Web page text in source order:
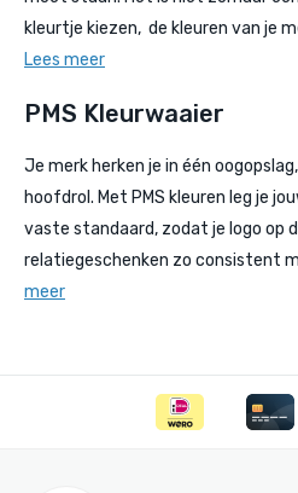
kleurtje kiezen, de kleuren van je
Lees meer
PMS Kleurwaaier
Je merk herken je in één
hoofdrol. Met PMS kleuren leg je
vaste standaard, zodat je logo op
relatiegeschenken zo consistent
meer